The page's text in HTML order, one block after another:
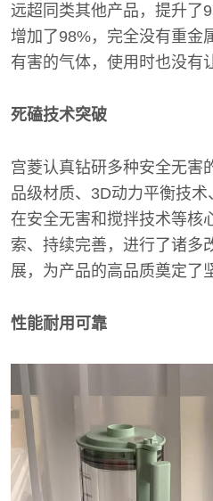
远超同类其他产品，提升了
增加了98%，完全没有重金
有害的气体，使用时也没有
死磕技术突破
宫菱认真钻研多种安全无害
品级材质、3D动力平衡技术
在安全无害和搅拌技术等核
索、持续完善，进行了诸多
展，为产品的高品质奠定了
性能耐用可靠